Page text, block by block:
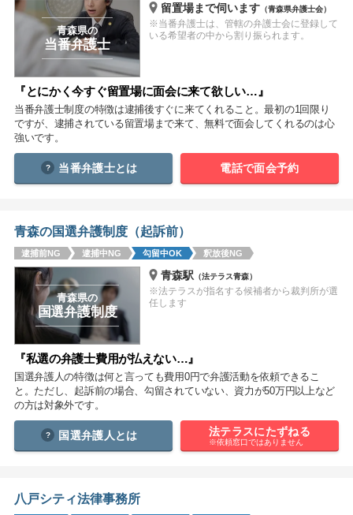
鳥取 島根 岡山 広島 山口
徳島 香川 愛媛
九州・沖縄
福岡
沖縄
相談内容から探す
痴漢 盗撮 わいせつ
窃盗 逮捕 示談
青森県の
当番弁護士
留置場まで伺います（青森県弁護士会）
※当番弁護士は、管轄の弁護士会に登録して
いる希望者の中から割り振られます。
『とにかく今すぐ留置場に面会に来て欲しい…』
当番弁護士制度の特徴は逮捕後すぐに来てくれること。最初の1回限り
ですが、逮捕されている留置場まで来て、無料で面会してくれるのは心
強いです。
当番弁護士とは 電話で面会予約
青森の国選弁護制度（起訴前）
逮捕前NG 逮捕中NG 勾留中OK 釈放後NG
青森県の
国選弁護制度
青森駅 （法テラス青森）
※法テラスが指名する候補者から裁判所が選
任します
『私選の弁護士費用が払えない…』
国選弁護人の特徴は何と言っても費用0円で弁護活動を依頼できるこ
と。ただし、起訴前の場合、勾留されていない、資力が50万円以上など
の方は対象外です。
国選弁護人とは 法テラスにたずねる
※依頼窓口ではありません
八戸シティ法律事務所